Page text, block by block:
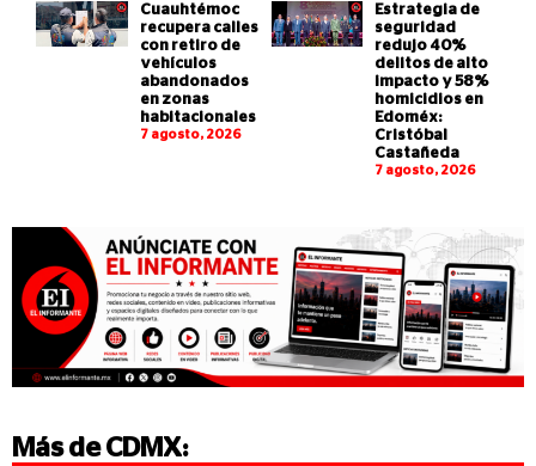
Cuauhtémoc
recupera calles
con retiro de
vehículos
abandonados
en zonas
habitacionales
7 agosto, 2026
Estrategia de
seguridad
redujo 40%
delitos de alto
impacto y 58%
homicidios en
Edoméx:
Cristóbal
Castañeda
7 agosto, 2026
Más deCDMX: